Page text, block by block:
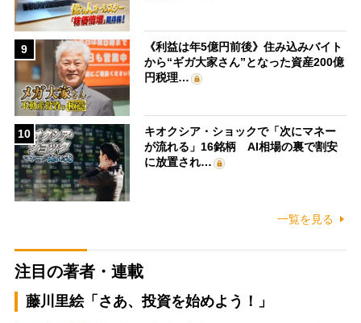
9
《利益は年5億円前後》住み込みバイト
から“ギガ大家さん”となった資産200億
円税理…
10
キオクシア・ショックで「次にマネー
が流れる」16銘柄 AI相場の裏で割安
に放置され…
一覧を見る
注目の著者・連載
藤川里絵「さあ、投資を始めよう！」